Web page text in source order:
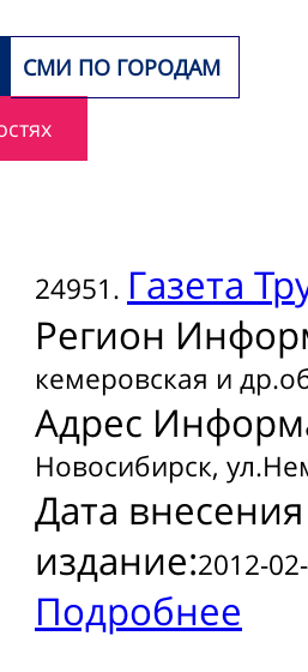
СМИ ПО ГОРОДАМ
24951. Газета
Регион
кемеровская и
Адрес
Новосибирск,
Дата
издание:2012-
Подробнее